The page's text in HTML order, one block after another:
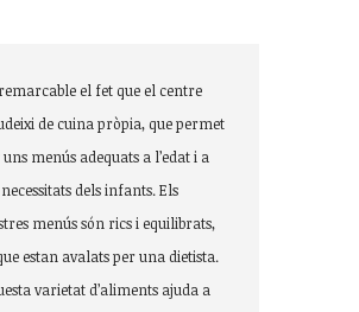
el fet que el centre
de cuina pròpia, que permet
menús adequats a l’edat i a
dels infants. Els
menús són rics i equilibrats,
estan avalats per una dietista.
varietat d’aliments ajuda a